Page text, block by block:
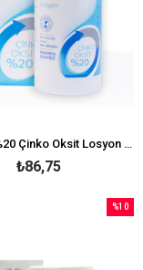
Oksizinc %20 Çinko Oksit Losyon 100 ml
₺86,75
%10